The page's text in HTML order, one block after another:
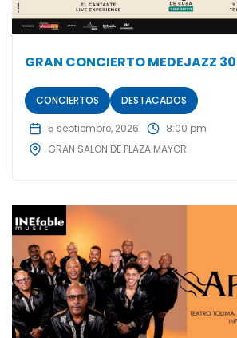
GRAN CONCIERTO MEDEJAZZ
CONCIERTOS DESTACADOS
5 septiembre, 2026
8:00 pm
GRAN SALON DE PLAZA MAYOR